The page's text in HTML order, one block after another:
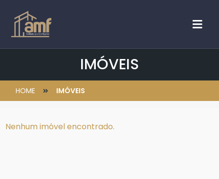
IMÓVEIS
HOME IMÓVEIS
Nenhum imóvel encontrado.